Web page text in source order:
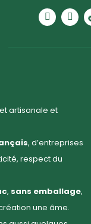
artisanale et
, d’entreprises
respect du
, sans emballage,
une âme.